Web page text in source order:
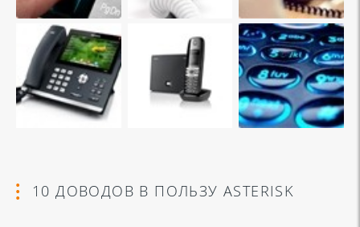
10 ДОВОДОВ В ПОЛЬЗУ ASTERISK